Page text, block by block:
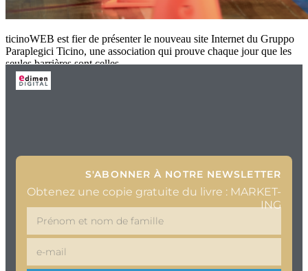
ticinoWEB est fier de présenter le nouveau site Internet du Gruppo
Paraplegici Ticino, une association qui prouve chaque jour que les
seules barrières sont celles
S'ABONNER À NOTRE NEWSLETTER
Obtenez une copie gratuite du livre : MARKET-
ING